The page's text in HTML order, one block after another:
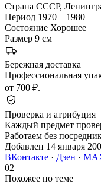
Страна СССР,
Период 1970 – 1980
Состояние Хорошее
Размер 9 см
Бережная доставка
Профессиональная
от 700 ₽.
Проверка и атрибуция
Каждый предмет
Работаем без
Добавлен 14 января
ВКонтакте · Дзен ·
02
Похожее по теме